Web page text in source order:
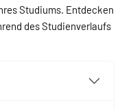
Studiums. Entdecken
des Studienverlaufs